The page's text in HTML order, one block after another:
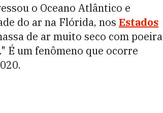
o Oceano Atlântico e
do ar na Flórida, nos Estados
de ar muito seco com poeira
É um fenômeno que ocorre